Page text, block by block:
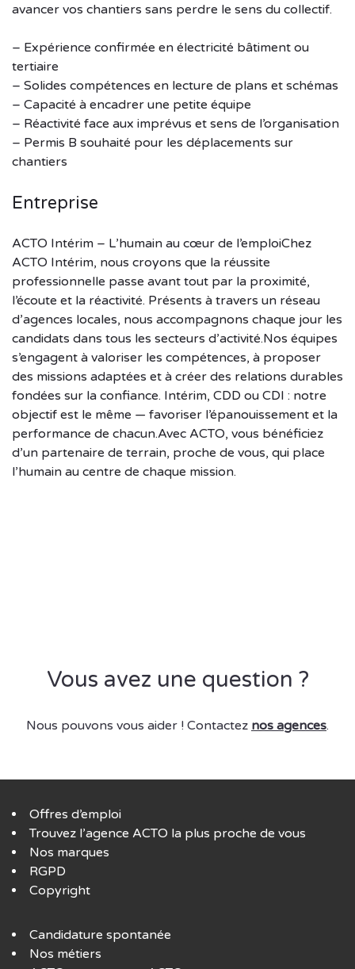
avancer vos chantiers sans perdre le sens du collectif.
– Expérience confirmée en électricité bâtiment ou
tertiaire
– Solides compétences en lecture de plans et schémas
– Capacité à encadrer une petite équipe
– Réactivité face aux imprévus et sens de l’organisation
– Permis B souhaité pour les déplacements sur
chantiers
Entreprise
ACTO Intérim – L’humain au cœur de l’emploiChez
ACTO Intérim, nous croyons que la réussite
professionnelle passe avant tout par la proximité,
l’écoute et la réactivité. Présents à travers un réseau
d’agences locales, nous accompagnons chaque jour les
candidats dans tous les secteurs d’activité.Nos équipes
s’engagent à valoriser les compétences, à proposer
des missions adaptées et à créer des relations durables
fondées sur la confiance. Intérim, CDD ou CDI : notre
objectif est le même — favoriser l’épanouissement et la
performance de chacun.Avec ACTO, vous bénéficiez
d’un partenaire de terrain, proche de vous, qui place
l’humain au centre de chaque mission.
Vous avez une question ?
Nous pouvons vous aider ! Contactez nos agences.
Offres d’emploi
Trouvez l’agence ACTO la plus proche de vous
Nos marques
RGPD
Copyright
Candidature spontanée
Nos métiers